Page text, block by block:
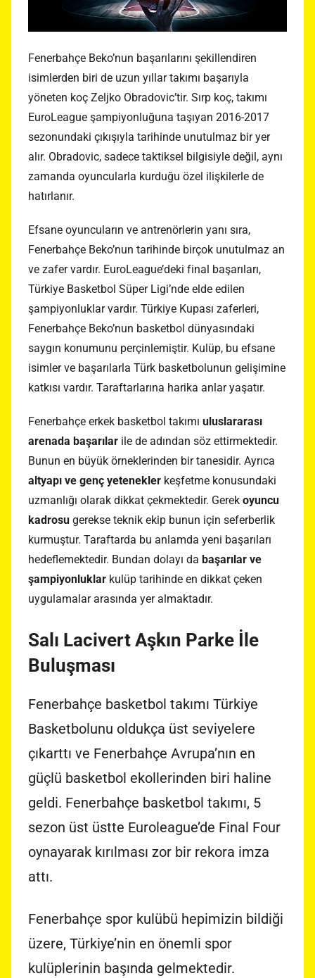
Fenerbahçe Beko’nun başarılarını şekillendiren
isimlerden biri de uzun yıllar takımı başarıyla
yöneten koç Zeljko Obradovic’tir. Sırp koç, takımı
EuroLeague şampiyonluğuna taşıyan 2016-2017
sezonundaki çıkışıyla tarihinde unutulmaz bir yer
alır. Obradovic, sadece taktiksel bilgisiyle değil, aynı
zamanda oyuncularla kurduğu özel ilişkilerle de
hatırlanır.
Efsane oyuncuların ve antrenörlerin yanı sıra,
Fenerbahçe Beko’nun tarihinde birçok unutulmaz an
ve zafer vardır. EuroLeague’deki final başarıları,
Türkiye Basketbol Süper Ligi’nde elde edilen
şampiyonluklar vardır. Türkiye Kupası zaferleri,
Fenerbahçe Beko’nun basketbol dünyasındaki
saygın konumunu perçinlemiştir. Kulüp, bu efsane
isimler ve başarılarla Türk basketbolunun gelişimine
katkısı vardır. Taraftarlarına harika anlar yaşatır.
Fenerbahçe erkek basketbol takımı uluslararası
arenada başarılar ile de adından söz ettirmektedir.
Bunun en büyük örneklerinden bir tanesidir. Ayrıca
altyapı ve genç yetenekler keşfetme konusundaki
uzmanlığı olarak dikkat çekmektedir. Gerek oyuncu
kadrosu gerekse teknik ekip bunun için seferberlik
kurmuştur. Taraftarda bu anlamda yeni başarıları
hedeflemektedir. Bundan dolayı da başarılar ve
şampiyonluklar kulüp tarihinde en dikkat çeken
uygulamalar arasında yer almaktadır.
Salı Lacivert Aşkın Parke İle
Buluşması
Fenerbahçe basketbol takımı Türkiye
Basketbolunu oldukça üst seviyelere
çıkarttı ve Fenerbahçe Avrupa’nın en
güçlü basketbol ekollerinden biri haline
geldi. Fenerbahçe basketbol takımı, 5
sezon üst üstte Euroleague’de Final Four
oynayarak kırılması zor bir rekora imza
attı.
Fenerbahçe spor kulübü hepimizin bildiği
üzere, Türkiye’nin en önemli spor
kulüplerinin başında gelmektedir.